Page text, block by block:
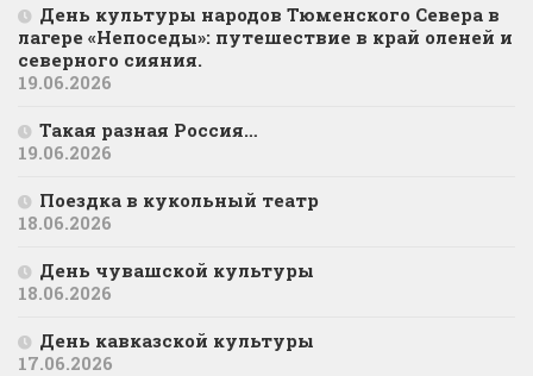
День культуры народов Тюменского Севера в
лагере «Непоседы»: путешествие в край оленей и
северного сияния.
19.06.2026
Такая разная Россия…
19.06.2026
Поездка в кукольный театр
18.06.2026
День чувашской культуры
18.06.2026
День кавказской культуры
17.06.2026